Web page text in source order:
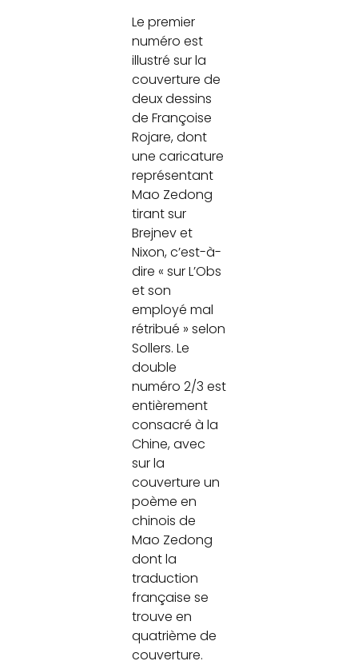
Le premier
numéro est
illustré sur la
couverture de
deux dessins
de Françoise
Rojare, dont
une caricature
représentant
Mao Zedong
tirant sur
Brejnev et
Nixon, c’est-à-
dire « sur L’Obs
et son
employé mal
rétribué » selon
Sollers. Le
double
numéro 2/3 est
entièrement
consacré à la
Chine, avec
sur la
couverture un
poème en
chinois de
Mao Zedong
dont la
traduction
française se
trouve en
quatrième de
couverture.